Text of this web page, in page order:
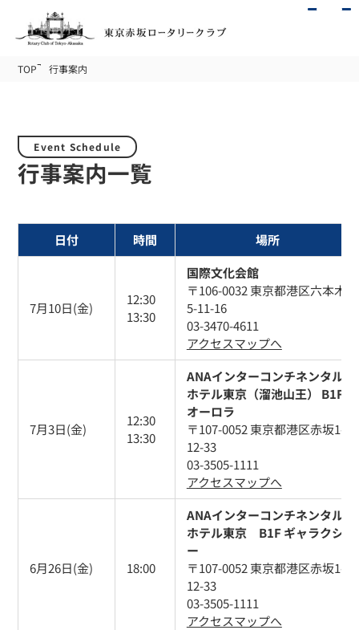
TOP 行事案内
Event Schedule
行事案内一覧
日付 時間 場所
7月10日(金)
12:30
13:30
国際文化会館
〒106-0032 東京都港区六本木
5-11-16
03-3470-4611
アクセスマップへ
7月3日(金)
12:30
13:30
ANAインターコンチネンタル
ホテル東京（溜池山王） B1F
オーロラ
〒107-0052 東京都港区赤坂1-
12-33
03-3505-1111
アクセスマップへ
6月26日(金) 18:00
ANAインターコンチネンタル
ホテル東京 B1F ギャラクシ
ー
〒107-0052 東京都港区赤坂1-
12-33
03-3505-1111
アクセスマップへ